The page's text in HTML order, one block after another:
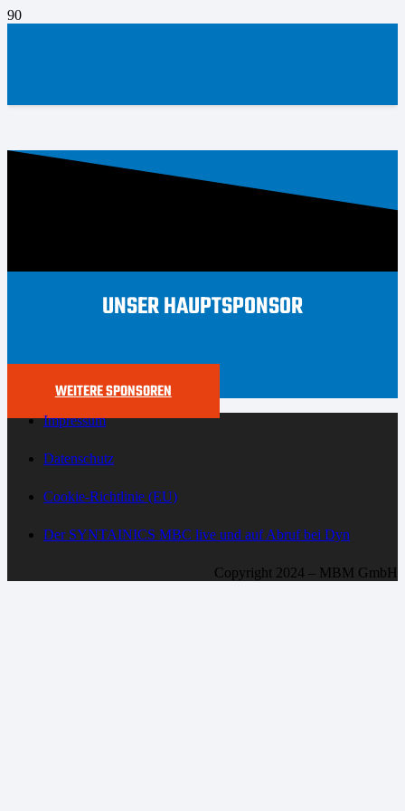
UNSER HAUPTSPONSOR
WEITERE SPONSOREN
Impressum
Datenschutz
Cookie-Richtlinie (EU)
Der SYNTAINICS MBC live und auf Abruf bei Dyn
Copyright 2024 – MBM GmbH